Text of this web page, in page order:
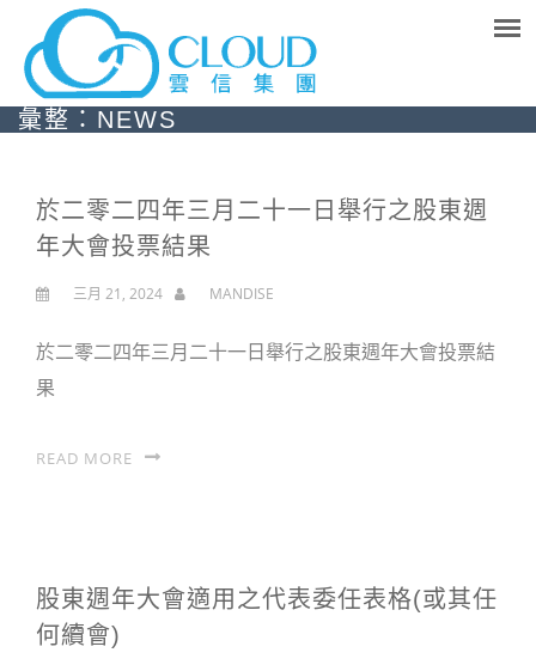
彙整：NEWS
於二零二四年三月二十一日舉行之股東週
年大會投票結果
三月 21, 2024 MANDISE
於二零二四年三月二十一日舉行之股東週年大會投票結
果
READ MORE
股東週年大會適用之代表委任表格(或其任
何續會)